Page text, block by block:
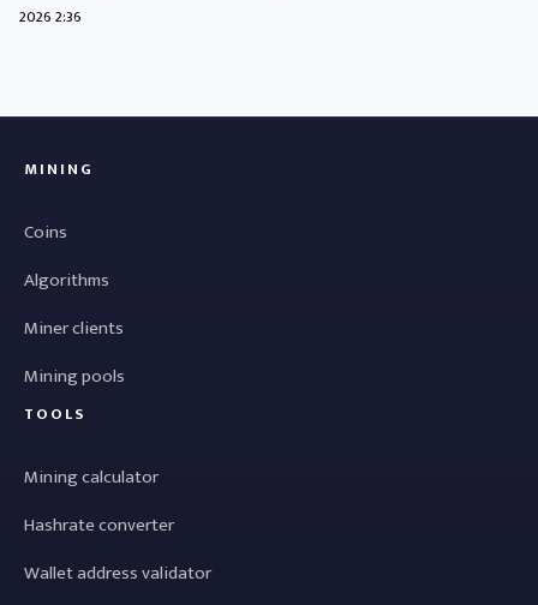
2026 2:36
MINING
Coins
Algorithms
Miner clients
Mining pools
TOOLS
Mining calculator
Hashrate converter
Wallet address validator